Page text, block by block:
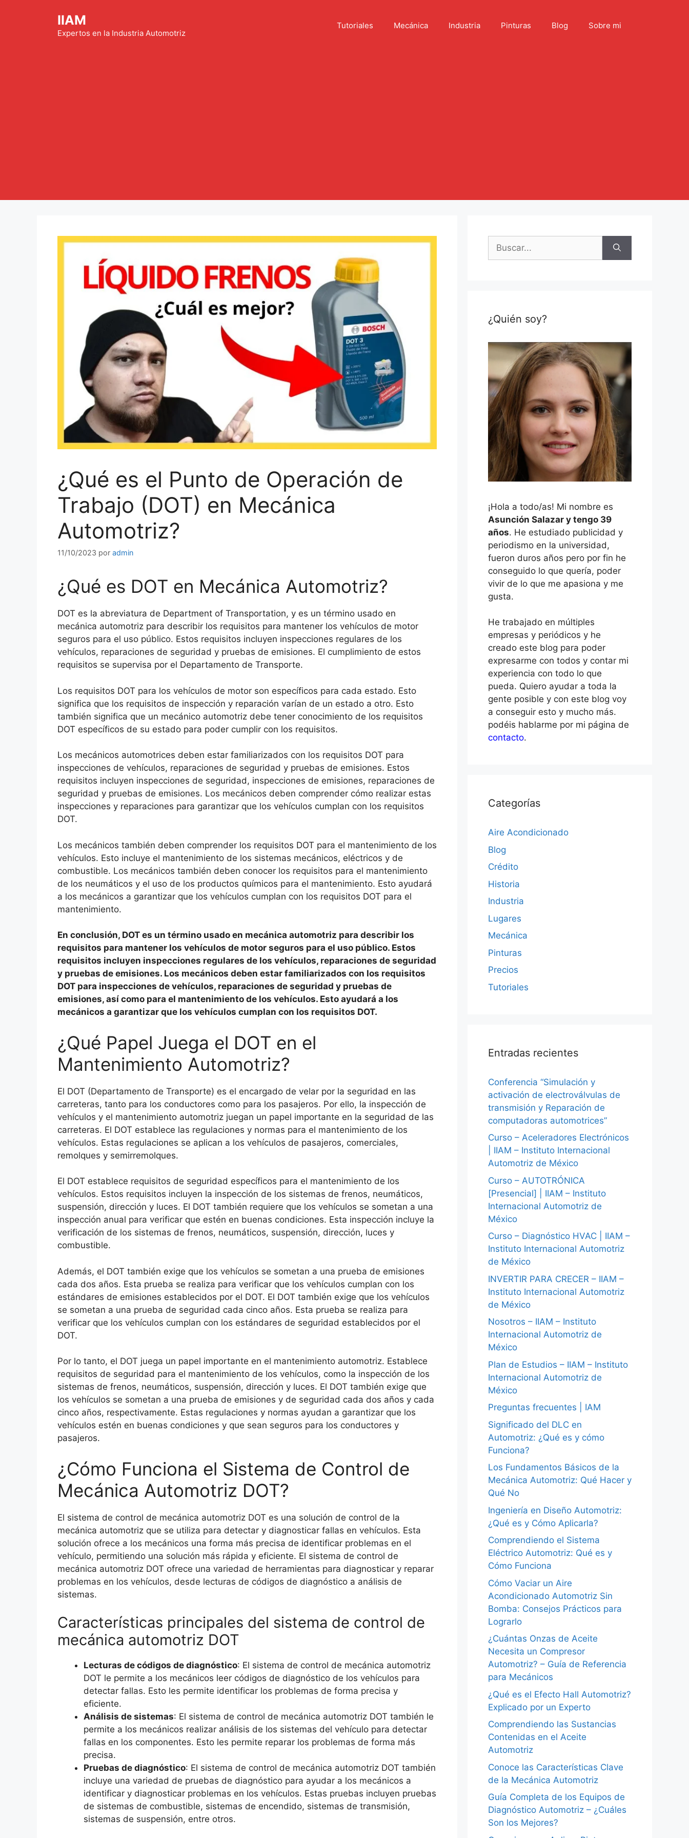
IIAM
Expertos en la Industria Automotriz
Tutoriales Mecánica Industria Pinturas Blog Sobre mi
¿Qué es el Punto de Operación de
Trabajo (DOT) en Mecánica
Automotriz?
11/10/2023 por admin
¿Qué es DOT en Mecánica Automotriz?
DOT es la abreviatura de Department of Transportation, y es un término usado en
mecánica automotriz para describir los requisitos para mantener los vehículos de motor
seguros para el uso público. Estos requisitos incluyen inspecciones regulares de los
vehículos, reparaciones de seguridad y pruebas de emisiones. El cumplimiento de estos
requisitos se supervisa por el Departamento de Transporte.
Los requisitos DOT para los vehículos de motor son específicos para cada estado. Esto
significa que los requisitos de inspección y reparación varían de un estado a otro. Esto
también significa que un mecánico automotriz debe tener conocimiento de los requisitos
DOT específicos de su estado para poder cumplir con los requisitos.
Los mecánicos automotrices deben estar familiarizados con los requisitos DOT para
inspecciones de vehículos, reparaciones de seguridad y pruebas de emisiones. Estos
requisitos incluyen inspecciones de seguridad, inspecciones de emisiones, reparaciones de
seguridad y pruebas de emisiones. Los mecánicos deben comprender cómo realizar estas
inspecciones y reparaciones para garantizar que los vehículos cumplan con los requisitos
DOT.
Los mecánicos también deben comprender los requisitos DOT para el mantenimiento de los
vehículos. Esto incluye el mantenimiento de los sistemas mecánicos, eléctricos y de
combustible. Los mecánicos también deben conocer los requisitos para el mantenimiento
de los neumáticos y el uso de los productos químicos para el mantenimiento. Esto ayudará
a los mecánicos a garantizar que los vehículos cumplan con los requisitos DOT para el
mantenimiento.
En conclusión, DOT es un término usado en mecánica automotriz para describir los
requisitos para mantener los vehículos de motor seguros para el uso público. Estos
requisitos incluyen inspecciones regulares de los vehículos, reparaciones de seguridad
y pruebas de emisiones. Los mecánicos deben estar familiarizados con los requisitos
DOT para inspecciones de vehículos, reparaciones de seguridad y pruebas de
emisiones, así como para el mantenimiento de los vehículos. Esto ayudará a los
mecánicos a garantizar que los vehículos cumplan con los requisitos DOT.
¿Qué Papel Juega el DOT en el
Mantenimiento Automotriz?
El DOT (Departamento de Transporte) es el encargado de velar por la seguridad en las
carreteras, tanto para los conductores como para los pasajeros. Por ello, la inspección de
vehículos y el mantenimiento automotriz juegan un papel importante en la seguridad de las
carreteras. El DOT establece las regulaciones y normas para el mantenimiento de los
vehículos. Estas regulaciones se aplican a los vehículos de pasajeros, comerciales,
remolques y semirremolques.
El DOT establece requisitos de seguridad específicos para el mantenimiento de los
vehículos. Estos requisitos incluyen la inspección de los sistemas de frenos, neumáticos,
suspensión, dirección y luces. El DOT también requiere que los vehículos se sometan a una
inspección anual para verificar que estén en buenas condiciones. Esta inspección incluye la
verificación de los sistemas de frenos, neumáticos, suspensión, dirección, luces y
combustible.
Además, el DOT también exige que los vehículos se sometan a una prueba de emisiones
cada dos años. Esta prueba se realiza para verificar que los vehículos cumplan con los
estándares de emisiones establecidos por el DOT. El DOT también exige que los vehículos
se sometan a una prueba de seguridad cada cinco años. Esta prueba se realiza para
verificar que los vehículos cumplan con los estándares de seguridad establecidos por el
DOT.
Por lo tanto, el DOT juega un papel importante en el mantenimiento automotriz. Establece
requisitos de seguridad para el mantenimiento de los vehículos, como la inspección de los
sistemas de frenos, neumáticos, suspensión, dirección y luces. El DOT también exige que
los vehículos se sometan a una prueba de emisiones y de seguridad cada dos años y cada
cinco años, respectivamente. Estas regulaciones y normas ayudan a garantizar que los
vehículos estén en buenas condiciones y que sean seguros para los conductores y
pasajeros.
¿Cómo Funciona el Sistema de Control de
Mecánica Automotriz DOT?
El sistema de control de mecánica automotriz DOT es una solución de control de la
mecánica automotriz que se utiliza para detectar y diagnosticar fallas en vehículos. Esta
solución ofrece a los mecánicos una forma más precisa de identificar problemas en el
vehículo, permitiendo una solución más rápida y eficiente. El sistema de control de
mecánica automotriz DOT ofrece una variedad de herramientas para diagnosticar y reparar
problemas en los vehículos, desde lecturas de códigos de diagnóstico a análisis de
sistemas.
Características principales del sistema de control de
mecánica automotriz DOT
Lecturas de códigos de diagnóstico: El sistema de control de mecánica automotriz
DOT le permite a los mecánicos leer códigos de diagnóstico de los vehículos para
detectar fallas. Esto les permite identificar los problemas de forma precisa y
eficiente.
Análisis de sistemas: El sistema de control de mecánica automotriz DOT también le
permite a los mecánicos realizar análisis de los sistemas del vehículo para detectar
fallas en los componentes. Esto les permite reparar los problemas de forma más
precisa.
Pruebas de diagnóstico: El sistema de control de mecánica automotriz DOT también
incluye una variedad de pruebas de diagnóstico para ayudar a los mecánicos a
identificar y diagnosticar problemas en los vehículos. Estas pruebas incluyen pruebas
de sistemas de combustible, sistemas de encendido, sistemas de transmisión,
sistemas de suspensión, entre otros.
Buscar:
¿Quién soy?
¡Hola a todo/as! Mi nombre es
Asunción Salazar y tengo 39
años. He estudiado publicidad y
periodismo en la universidad,
fueron duros años pero por fin he
conseguido lo que quería, poder
vivir de lo que me apasiona y me
gusta.
He trabajado en múltiples
empresas y periódicos y he
creado este blog para poder
expresarme con todos y contar mi
experiencia con todo lo que
pueda. Quiero ayudar a toda la
gente posible y con este blog voy
a conseguir esto y mucho más.
podéis hablarme por mi página de
contacto.
Categorías
Aire Acondicionado
Blog
Crédito
Historia
Industria
Lugares
Mecánica
Pinturas
Precios
Tutoriales
Entradas recientes
Conferencia “Simulación y
activación de electroválvulas de
transmisión y Reparación de
computadoras automotrices”
Curso – Aceleradores Electrónicos
| IIAM – Instituto Internacional
Automotriz de México
Curso – AUTOTRÓNICA
[Presencial] | IIAM – Instituto
Internacional Automotriz de
México
Curso – Diagnóstico HVAC | IIAM –
Instituto Internacional Automotriz
de México
INVERTIR PARA CRECER – IIAM –
Instituto Internacional Automotriz
de México
Nosotros – IIAM – Instituto
Internacional Automotriz de
México
Plan de Estudios – IIAM – Instituto
Internacional Automotriz de
México
Preguntas frecuentes | IAM
Significado del DLC en
Automotriz: ¿Qué es y cómo
Funciona?
Los Fundamentos Básicos de la
Mecánica Automotriz: Qué Hacer y
Qué No
Ingeniería en Diseño Automotriz:
¿Qué es y Cómo Aplicarla?
Comprendiendo el Sistema
Eléctrico Automotriz: Qué es y
Cómo Funciona
Cómo Vaciar un Aire
Acondicionado Automotriz Sin
Bomba: Consejos Prácticos para
Lograrlo
¿Cuántas Onzas de Aceite
Necesita un Compresor
Automotriz? – Guía de Referencia
para Mecánicos
¿Qué es el Efecto Hall Automotriz?
Explicado por un Experto
Comprendiendo las Sustancias
Contenidas en el Aceite
Automotriz
Conoce las Características Clave
de la Mecánica Automotriz
Guía Completa de los Equipos de
Diagnóstico Automotriz – ¿Cuáles
Son los Mejores?